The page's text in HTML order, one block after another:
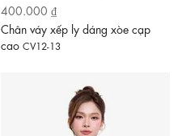
400.000 ₫
Chân váy xếp ly dáng xòe cạp
cao CV12-13